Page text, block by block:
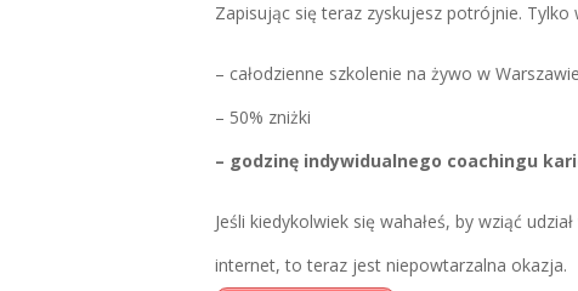
Zapisując się teraz zyskujesz potrójnie. Tylko
– całodzienne szkolenie na żywo w Warszawie
– 50% zniżki
– godzinę indywidualnego coachingu
Jeśli kiedykolwiek się wahałeś, by wziąć
internet, to teraz jest niepowtarzalna okazja.